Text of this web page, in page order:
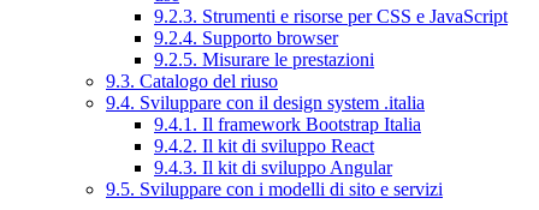
9.2.3. Strumenti e risorse per CSS e JavaScript
9.2.4. Supporto browser
9.2.5. Misurare le prestazioni
9.3. Catalogo del riuso
9.4. Sviluppare con il design system .italia
9.4.1. Il framework Bootstrap Italia
9.4.2. Il kit di sviluppo React
9.4.3. Il kit di sviluppo Angular
9.5. Sviluppare con i modelli di sito e servizi